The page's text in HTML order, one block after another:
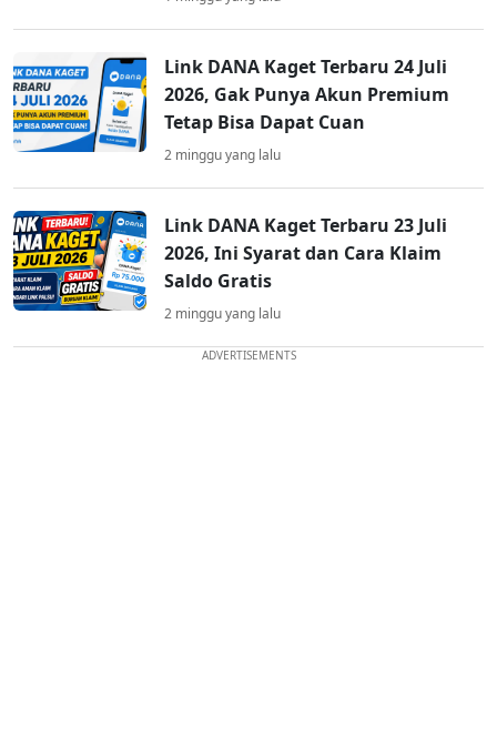
Link DANA Kaget Terbaru 24 Juli
2026, Gak Punya Akun Premium
Tetap Bisa Dapat Cuan
2 minggu yang lalu
Link DANA Kaget Terbaru 23 Juli
2026, Ini Syarat dan Cara Klaim
Saldo Gratis
2 minggu yang lalu
ADVERTISEMENTS